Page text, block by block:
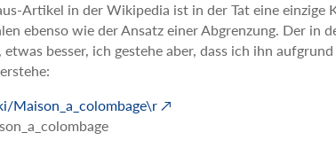
Artikel in der Wikipedia ist in der Tat eine
ebenso wie der Ansatz einer Abgrenzung. Der in
besser, ich gestehe aber, dass ich ihn
Maison_a_colombage\r